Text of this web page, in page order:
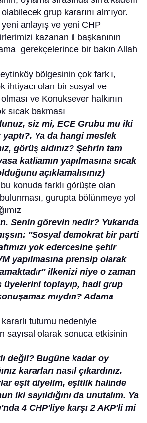
grup kararını almıyor.
anlayış ve yeni CHP
kazanan il başkanının
gerekçelerinde bir bakın Allah
bölgesinin çok farklı,
ihtiyacı olan bir sosyal ve
ve Konuksever halkının
sıcak bakması
siz mi, ECE Grubu mu iki
Ya da hangi meslek
görüş aldınız? Şehrin tam
katliamın yapılmasına sıcak
açıklamalısınız)
konuda farklı görüşte olan
gurupta bölünmeye yol
Senin görevin nedir? Yukarıda
''Sosyal demokrat bir parti
yok edercesine şehir
yapılmasına prensip olarak
ilkenizi niye o zaman
üyelerini toplayıp, hadi grup
mıydın? Adama
tutumu nedeniyle
sayısal olarak sonuca etkisinin
değil? Bugüne kadar oy
kararları nasıl çıkardınız.
eşit diyelim, eşitlik halinde
iki sayıldığını da unutalım. Ya
4 CHP'liye karşı 2 AKP'li mi